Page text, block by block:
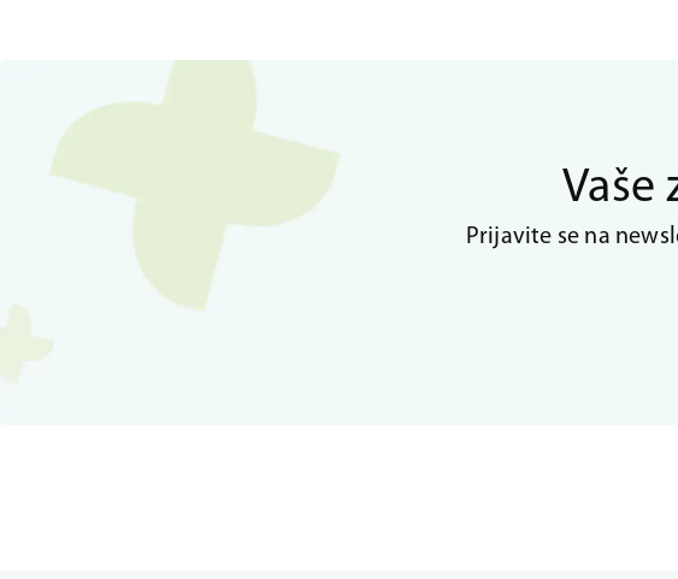
Vaše
Prijavite se na